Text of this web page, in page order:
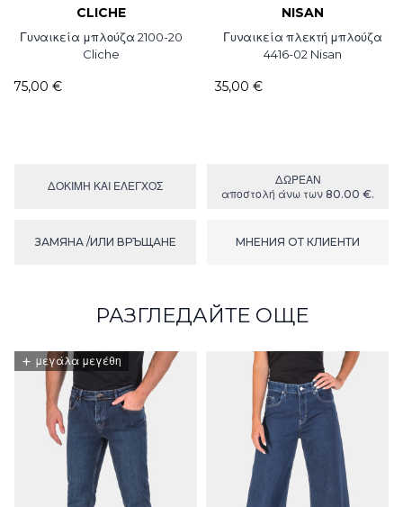
CLICHE
Γυναικεία μπλούζα 2100-20
Cliche
75,00 €
NISAN
Γυναικεία πλεκτή μπλούζα
4416-02 Nisan
35,00 €
ΔΟΚΙΜΉ ΚΑΙ ΕΛΕΓΧΟΣ
ΔΩΡΕΑΝ
αποστολή άνω των 80.00 €.
ЗАМЯНА /ИЛИ ВРЪЩАНЕ МНЕНИЯ ОТ КЛИЕНТИ
РАЗГЛЕДАЙТЕ ОЩЕ
+ μεγάλα μεγέθη